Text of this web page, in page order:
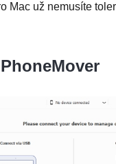
Mac už nemusíte